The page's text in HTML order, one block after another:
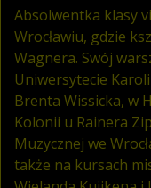
Absolwentka klasy
Wrocławiu, gdzie
Wagnera. Swój
Uniwersytecie
Brenta Wissicka, w
Kolonii u Rainera
Muzycznej we
także na kursach